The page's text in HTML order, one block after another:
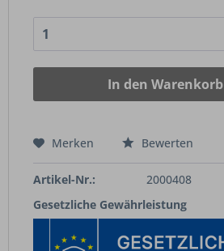
In den Warenkorb
Merken Bewerten
Artikel-Nr.:
2000408
Gesetzliche Gewährleistung